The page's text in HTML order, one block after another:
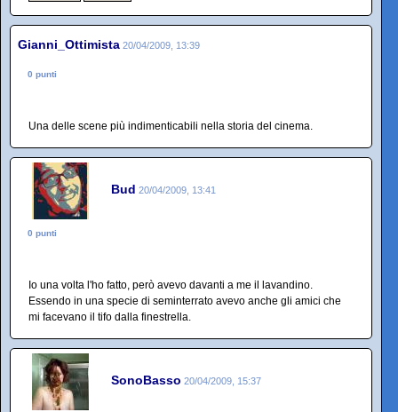
Gianni_Ottimista 20/04/2009, 13:39
0 punti
Una delle scene più indimenticabili nella storia del cinema.
Bud 20/04/2009, 13:41
0 punti
Io una volta l'ho fatto, però avevo davanti a me il lavandino.
Essendo in una specie di seminterrato avevo anche gli amici che
mi facevano il tifo dalla finestrella.
SonoBasso 20/04/2009, 15:37